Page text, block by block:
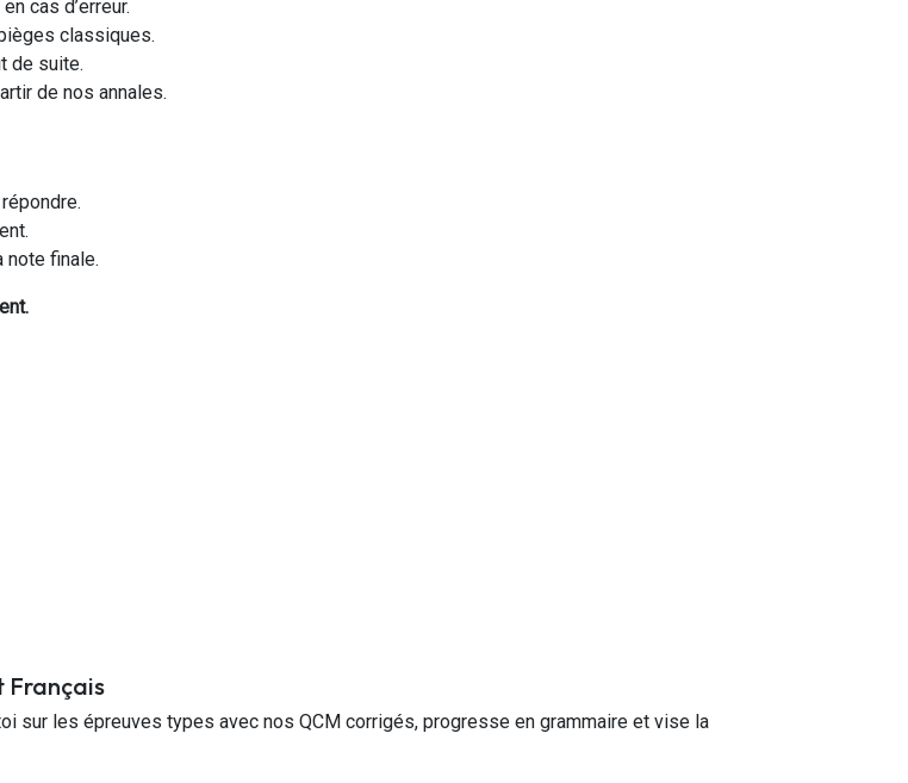
cas d’erreur.
classiques.
de suite.
de nos annales.
note finale.
Français
sur les épreuves types avec nos QCM corrigés, progresse en grammaire et vise la